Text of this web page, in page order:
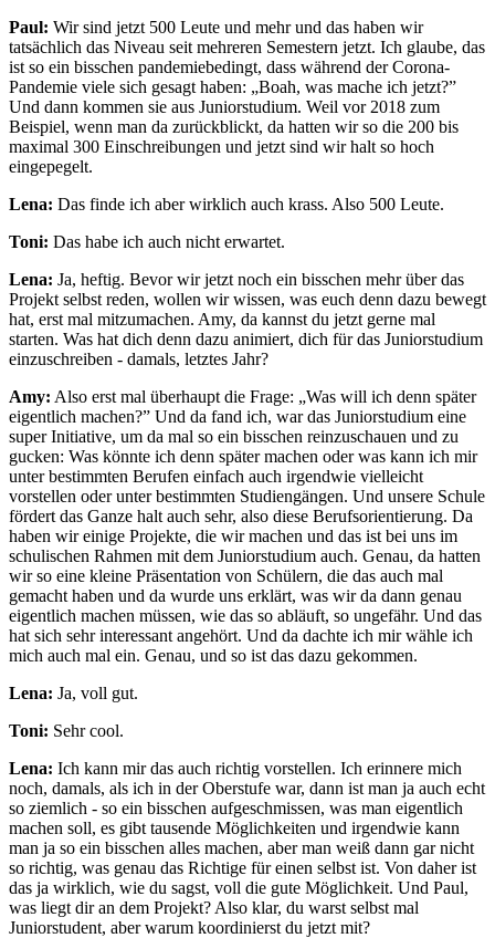
Paul: Wir sind jetzt 500 Leute und mehr und das haben wir
tatsächlich das Niveau seit mehreren Semestern jetzt. Ich glaube, das
ist so ein bisschen pandemiebedingt, dass während der Corona-
Pandemie viele sich gesagt haben: „Boah, was mache ich jetzt?”
Und dann kommen sie aus Juniorstudium. Weil vor 2018 zum
Beispiel, wenn man da zurückblickt, da hatten wir so die 200 bis
maximal 300 Einschreibungen und jetzt sind wir halt so hoch
eingepegelt.
Lena: Das finde ich aber wirklich auch krass. Also 500 Leute.
Toni: Das habe ich auch nicht erwartet.
Lena: Ja, heftig. Bevor wir jetzt noch ein bisschen mehr über das
Projekt selbst reden, wollen wir wissen, was euch denn dazu bewegt
hat, erst mal mitzumachen. Amy, da kannst du jetzt gerne mal
starten. Was hat dich denn dazu animiert, dich für das Juniorstudium
einzuschreiben - damals, letztes Jahr?
Amy: Also erst mal überhaupt die Frage: „Was will ich denn später
eigentlich machen?” Und da fand ich, war das Juniorstudium eine
super Initiative, um da mal so ein bisschen reinzuschauen und zu
gucken: Was könnte ich denn später machen oder was kann ich mir
unter bestimmten Berufen einfach auch irgendwie vielleicht
vorstellen oder unter bestimmten Studiengängen. Und unsere Schule
fördert das Ganze halt auch sehr, also diese Berufsorientierung. Da
haben wir einige Projekte, die wir machen und das ist bei uns im
schulischen Rahmen mit dem Juniorstudium auch. Genau, da hatten
wir so eine kleine Präsentation von Schülern, die das auch mal
gemacht haben und da wurde uns erklärt, was wir da dann genau
eigentlich machen müssen, wie das so abläuft, so ungefähr. Und das
hat sich sehr interessant angehört. Und da dachte ich mir wähle ich
mich auch mal ein. Genau, und so ist das dazu gekommen.
Lena: Ja, voll gut.
Toni: Sehr cool.
Lena: Ich kann mir das auch richtig vorstellen. Ich erinnere mich
noch, damals, als ich in der Oberstufe war, dann ist man ja auch echt
so ziemlich - so ein bisschen aufgeschmissen, was man eigentlich
machen soll, es gibt tausende Möglichkeiten und irgendwie kann
man ja so ein bisschen alles machen, aber man weiß dann gar nicht
so richtig, was genau das Richtige für einen selbst ist. Von daher ist
das ja wirklich, wie du sagst, voll die gute Möglichkeit. Und Paul,
was liegt dir an dem Projekt? Also klar, du warst selbst mal
Juniorstudent, aber warum koordinierst du jetzt mit?